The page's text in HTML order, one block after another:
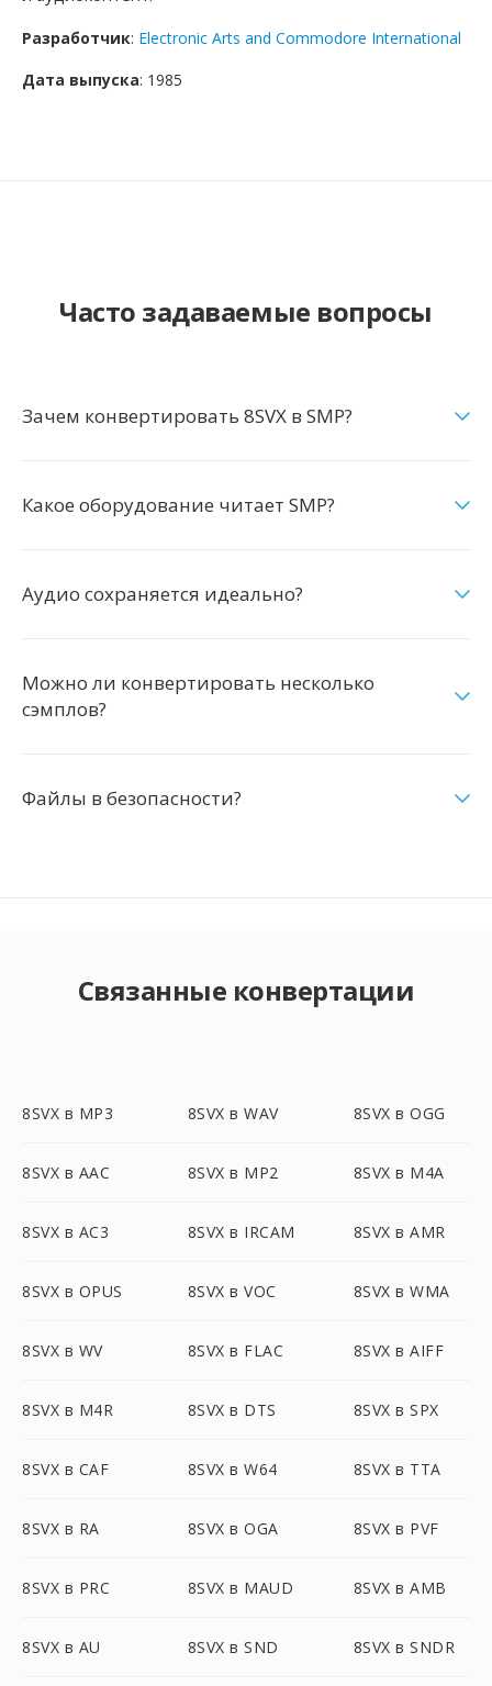
Разработчик: Electronic Arts and Commodore International
Дата выпуска: 1985
Часто задаваемые вопросы
Зачем конвертировать 8SVX в SMP?
Какое оборудование читает SMP?
Аудио сохраняется идеально?
Можно ли конвертировать несколько
сэмплов?
Файлы в безопасности?
Связанные конвертации
8SVX в MP3 8SVX в WAV 8SVX в OGG
8SVX в AAC 8SVX в MP2 8SVX в M4A
8SVX в AC3 8SVX в IRCAM 8SVX в AMR
8SVX в OPUS 8SVX в VOC 8SVX в WMA
8SVX в WV 8SVX в FLAC 8SVX в AIFF
8SVX в M4R 8SVX в DTS 8SVX в SPX
8SVX в CAF 8SVX в W64 8SVX в TTA
8SVX в RA 8SVX в OGA 8SVX в PVF
8SVX в PRC 8SVX в MAUD 8SVX в AMB
8SVX в AU 8SVX в SND 8SVX в SNDR